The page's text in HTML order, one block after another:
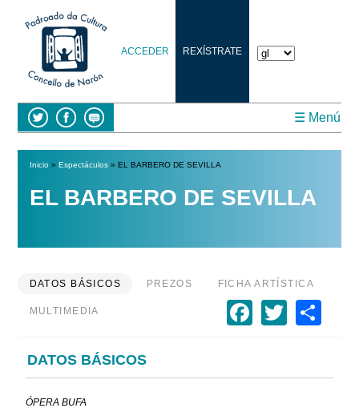
ACCEDER REXÍSTRATE
☰ Menú
Vostede está aquí
Inicio» Espectáculos» EL BARBERO DE SEVILLA
EL BARBERO DE SEVILLA
DATOS BÁSICOS PREZOS FICHA ARTÍSTICA
MULTIMEDIA
DATOS BÁSICOS
ÓPERA BUFA